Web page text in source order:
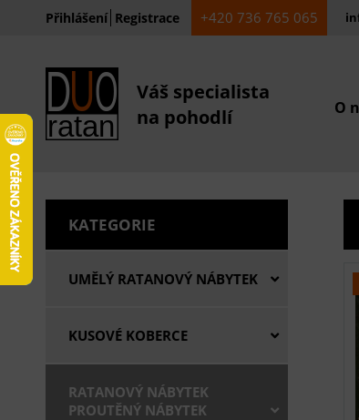
Přihlášení Registrace +420 736 765 065
Váš specialista
na pohodlí
O
KATEGORIE
UMĚLÝ RATANOVÝ NÁBYTEK
KUSOVÉ KOBERCE
RATANOVÝ NÁBYTEK
PROUTĚNÝ NÁBYTEK